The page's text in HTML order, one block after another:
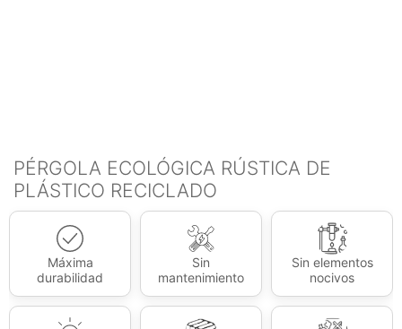
PÉRGOLA ECOLÓGICA RÚSTICA DE
PLÁSTICO RECICLADO
Máxima
durabilidad
Sin
mantenimiento
Sin elementos
nocivos